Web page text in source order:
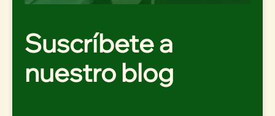
Suscríbete a
nuestro blog